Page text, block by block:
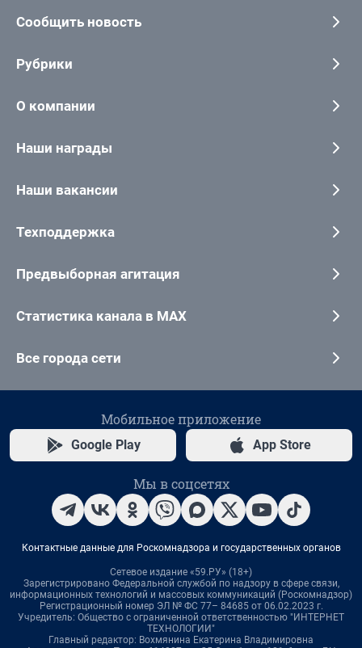
Сообщить новость
Рубрики
О компании
Наши награды
Наши вакансии
Техподдержка
Предвыборная агитация
Статистика канала в MAX
Все города сети
Мобильное приложение
Google Play App Store
Мы в соцсетях
Контактные данные для Роскомнадзора и государственных органов
Сетевое издание «59.РУ» (18+)
Зарегистрировано Федеральной службой по надзору в сфере связи,
информационных технологий и массовых коммуникаций (Роскомнадзор)
Регистрационный номер ЭЛ № ФС 77– 84685 от 06.02.2023 г.
Учредитель: Общество с ограниченной ответственностью "ИНТЕРНЕТ
ТЕХНОЛОГИИ"
Главный редактор: Вохмянина Екатерина Владимировна